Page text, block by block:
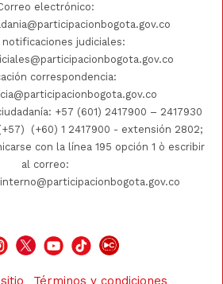
electrónico:
notificaciones judiciales:
correspondencia:
+57 (601) 2417900 – 2417930
(+60) 1 2417900 - extensión 2802;
con la línea 195 opción 1 ò escribir
al correo:
Términos y condiciones